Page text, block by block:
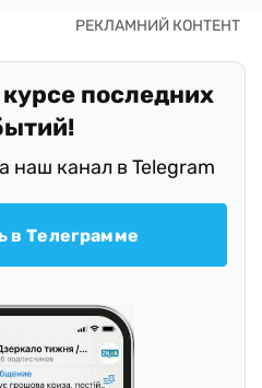
последних
наш канал в Telegram
в Телеграмме